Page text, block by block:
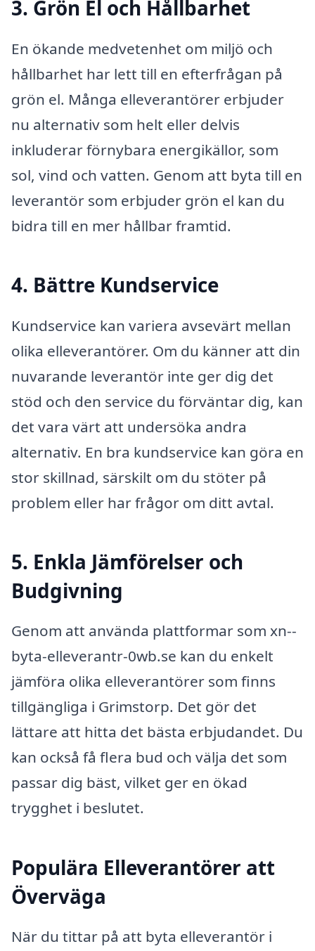
3. Grön El och Hållbarhet
En ökande medvetenhet om miljö och
hållbarhet har lett till en efterfrågan på
grön el. Många elleverantörer erbjuder
nu alternativ som helt eller delvis
inkluderar förnybara energikällor, som
sol, vind och vatten. Genom att byta till en
leverantör som erbjuder grön el kan du
bidra till en mer hållbar framtid.
4. Bättre Kundservice
Kundservice kan variera avsevärt mellan
olika elleverantörer. Om du känner att din
nuvarande leverantör inte ger dig det
stöd och den service du förväntar dig, kan
det vara värt att undersöka andra
alternativ. En bra kundservice kan göra en
stor skillnad, särskilt om du stöter på
problem eller har frågor om ditt avtal.
5. Enkla Jämförelser och
Budgivning
Genom att använda plattformar som xn--
byta-elleverantr-0wb.se kan du enkelt
jämföra olika elleverantörer som finns
tillgängliga i Grimstorp. Det gör det
lättare att hitta det bästa erbjudandet. Du
kan också få flera bud och välja det som
passar dig bäst, vilket ger en ökad
trygghet i beslutet.
Populära Elleverantörer att
Överväga
När du tittar på att byta elleverantör i